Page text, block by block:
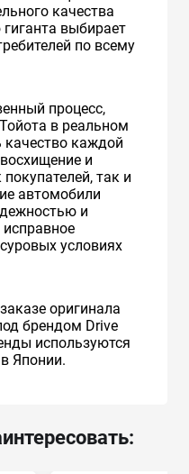
качества
выбирает
по всему
процесс,
в реальном
качество каждой
и
так и
автомобили
и
условиях
оригинала
брендом Drive
используются
Японии.